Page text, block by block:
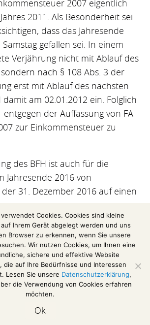
2007 eigentlich
2011. Als Besonderheit sei
dass das Jahresende
gefallen sei. In einem
Verjährung nicht mit Ablauf des
nach § 108 Abs. 3 der
erst mit Ablauf des nächsten
am 02.01.2012 ein. Folglich
entgegen der Auffassung von FA
zur Einkommensteuer zu
des BFH ist auch für die
Jahresende 2016 von
31. Dezember 2016 auf einen
Pressemitteilung des
Datenschutzerklärung
Cookies. Cookies sind kleine
Ihrem Gerät abgelegt werden und uns
Browser zu erkennen, wenn Sie unsere
Wir nutzen Cookies, um Ihnen eine
sichere und effektive Website
die auf Ihre Bedürfnisse und Interessen
Lesen Sie unsere Datenschutzerklärung,
die Verwendung von Cookies erfahren
möchten.
Ok